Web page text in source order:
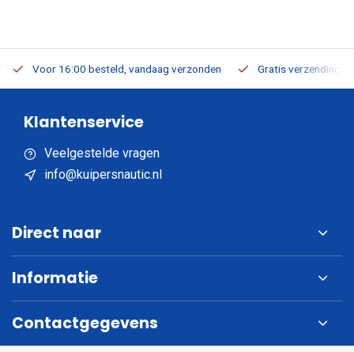
Voor 16:00 besteld, vandaag verzonden Gratis verzending
Klantenservice
Veelgestelde vragen
info@kuipersnautic.nl
Direct naar
Informatie
Contactgegevens